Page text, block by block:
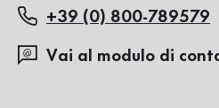
+39 (0) 800-789579
Vai al modulo di